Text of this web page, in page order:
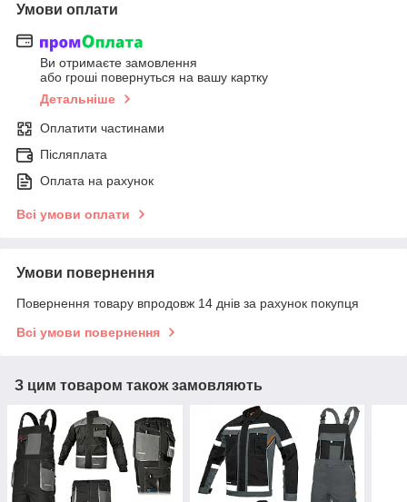
Умови оплати
Ви отримаєте замовлення
або гроші повернуться на вашу картку
Детальніше
Оплатити частинами
Післяплата
Оплата на рахунок
Всі умови оплати
Умови повернення
Повернення товару впродовж 14 днів за рахунок покупця
Всі умови повернення
З цим товаром також замовляють